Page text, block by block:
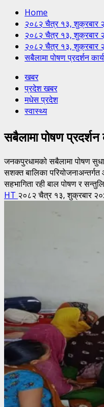
Home
२०८२ चैत्र १३, शुक्रबार
२०८२ चैत्र १३, शुक्रबार
२०८२ चैत्र १३, शुक्रबार
सबैलामा पोषण प्रदर्शन
खबर
प्रदेश खबर
मधेस प्रदेश
स्वास्थ्य
सबैलामा पोषण
जनकपुरधामको सबैलामा पोषण
सशक्त बालिका
सहभागिता रही बाल पोषण र
HT २०८२ चैत्र १३, शुक्रबार